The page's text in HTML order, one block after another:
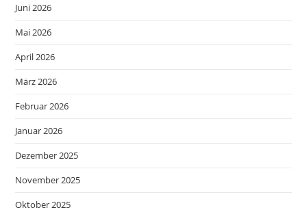
Juni 2026
Mai 2026
April 2026
März 2026
Februar 2026
Januar 2026
Dezember 2025
November 2025
Oktober 2025